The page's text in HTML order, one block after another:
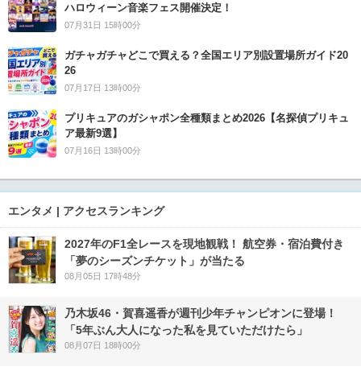
ハロウィーン音楽フェス開催決定！
07月31日 15時00分
ガチャガチャどこで買える？全国エリア別設置場所ガイド20
26
07月17日 13時00分
プリキュアのガシャポン全種類まとめ2026【名探偵プリキュ
ア最新9選】
07月16日 13時00分
エンタメ | アクセスランキング
2027年のF1全レースを現地観戦！ 航空券・宿泊費付き
「夢のシーズンチケット」が当たる
08月05日 17時48分
乃木坂46・賀喜遥香が週刊少年チャンピオンに登場！
「5年ぶん大人になった私を見ていただけたら」
08月07日 18時00分